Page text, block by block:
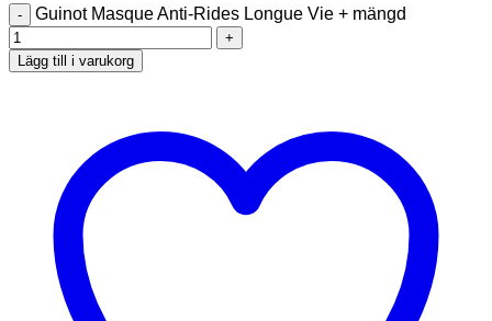
Guinot Masque Anti-Rides Longue Vie + mängd
Lägg till i varukorg